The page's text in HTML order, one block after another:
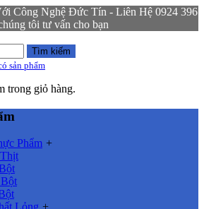
Công Nghệ Đức Tín - Liên Hệ 0924 396
tôi tư vấn cho bạn
Tìm kiếm
sản phẩm
trong giỏ hàng.
Phẩm +